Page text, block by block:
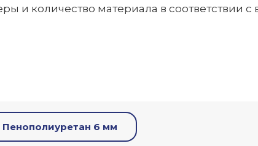
и количество материала в
Пенополиуретан 6 мм